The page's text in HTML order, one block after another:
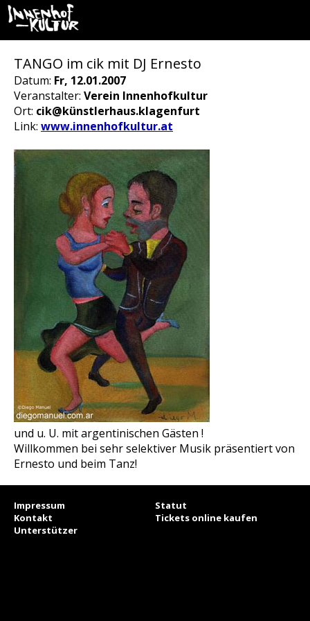
TANGO im cik mit DJ Ernesto
Datum: Fr, 12.01.2007
Veranstalter: Verein Innenhofkultur
Ort: cik@künstlerhaus.klagenfurt
Link: www.innenhofkultur.at
und u. U. mit argentinischen Gästen !
Willkommen bei sehr selektiver Musik präsentiert von
Ernesto und beim Tanz!
Impressum
Statut
Kontakt
Tickets online kaufen
Unterstützer